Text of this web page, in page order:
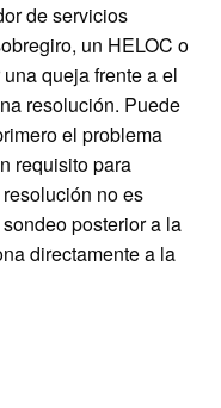
de servicios
un HELOC o
queja frente a el
resolución. Puede
el problema
requisito para
no es
posterior a la
directamente a la